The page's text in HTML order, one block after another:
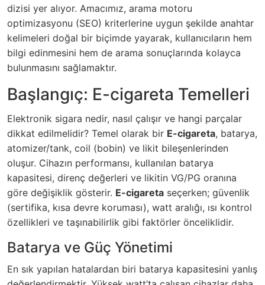
dizisi yer alıyor. Amacımız, arama motoru
optimizasyonu (SEO) kriterlerine uygun şekilde anahtar
kelimeleri doğal bir biçimde yayarak, kullanıcıların hem
bilgi edinmesini hem de arama sonuçlarında kolayca
bulunmasını sağlamaktır.
Başlangıç: E-cigareta Temelleri
Elektronik sigara nedir, nasıl çalışır ve hangi parçalar
dikkat edilmelidir? Temel olarak bir E-cigareta, batarya,
atomizer/tank, coil (bobin) ve likit bileşenlerinden
oluşur. Cihazın performansı, kullanılan batarya
kapasitesi, direnç değerleri ve likitin VG/PG oranına
göre değişiklik gösterir. E-cigareta seçerken; güvenlik
(sertifika, kısa devre koruması), watt aralığı, ısı kontrol
özellikleri ve taşınabilirlik gibi faktörler önceliklidir.
Batarya ve Güç Yönetimi
En sık yapılan hatalardan biri batarya kapasitesini yanlış